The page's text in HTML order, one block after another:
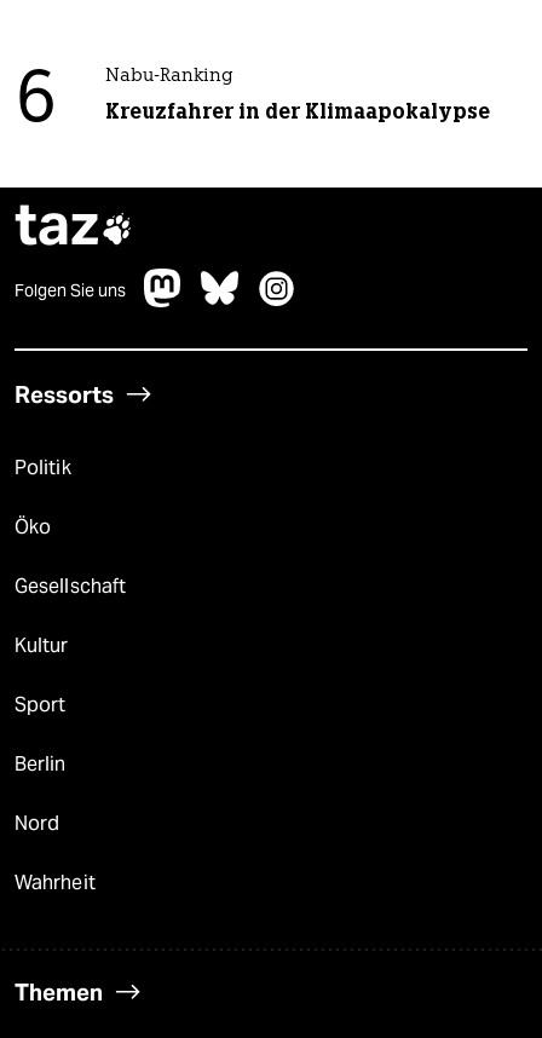
6 Nabu-Ranking
Kreuzfahrer in der Klimaapokalypse
taz
Folgen Sie uns
Ressorts
Politik
Öko
Gesellschaft
Kultur
Sport
Berlin
Nord
Wahrheit
Themen